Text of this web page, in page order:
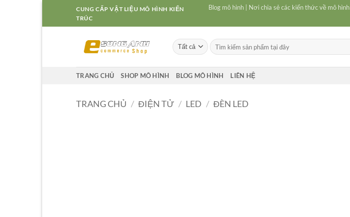
nội
CUNG CẤP VẬT LIỆU MÔ HÌNH KIẾN
TRÚC
Blog mô hình | Nơi chia sẻ các kiến thức về mô hình
Tìm
kiếm:
TRANG CHỦ SHOP MÔ HÌNH BLOG MÔ HÌNH LIÊN HỆ
TRANG CHỦ / ĐIỆN TỬ / LED / ĐÈN LED